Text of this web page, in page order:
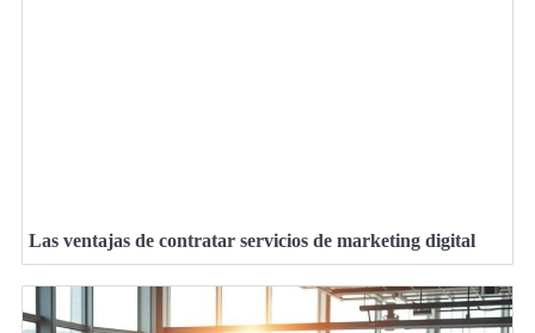
Las ventajas de contratar servicios de marketing digital